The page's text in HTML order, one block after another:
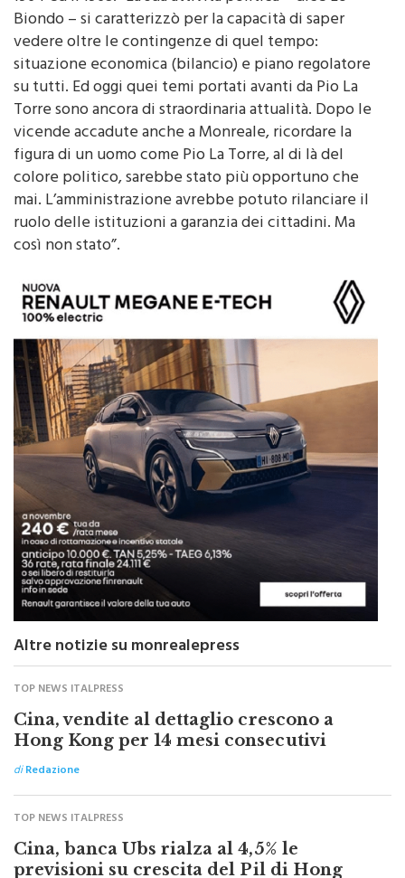
vedere oltre le contingenze di quel tempo:
situazione economica (bilancio) e piano regolatore
su tutti. Ed oggi quei temi portati avanti da Pio La
Torre sono ancora di straordinaria attualità. Dopo le
vicende accadute anche a Monreale, ricordare la
figura di un uomo come Pio La Torre, al di là del
colore politico, sarebbe stato più opportuno che
mai. L’amministrazione avrebbe potuto rilanciare il
ruolo delle istituzioni a garanzia dei cittadini. Ma
così non stato”.
Altre notizie su monrealepress
TOP NEWS ITALPRESS
Cina, vendite al dettaglio crescono a
Hong Kong per 14 mesi consecutivi
diRedazione
TOP NEWS ITALPRESS
Cina, banca Ubs rialza al 4,5% le
previsioni su crescita del Pil di Hong
Kong